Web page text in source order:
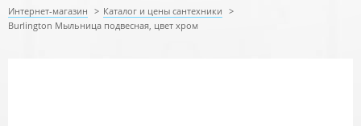
Интернет-магазин > Каталог и цены сантехники >
Burlington Мыльница подвесная, цвет хром